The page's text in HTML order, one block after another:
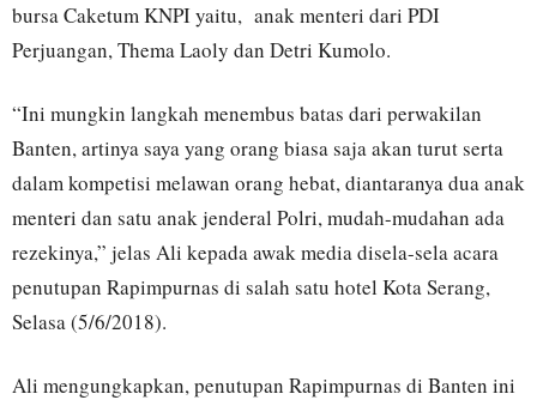
bursa Caketum KNPI yaitu, anak menteri dari PDI
Perjuangan, Thema Laoly dan Detri Kumolo.
“Ini mungkin langkah menembus batas dari perwakilan
Banten, artinya saya yang orang biasa saja akan turut serta
dalam kompetisi melawan orang hebat, diantaranya dua anak
menteri dan satu anak jenderal Polri, mudah-mudahan ada
rezekinya,” jelas Ali kepada awak media disela-sela acara
penutupan Rapimpurnas di salah satu hotel Kota Serang,
Selasa (5/6/2018).
Ali mengungkapkan, penutupan Rapimpurnas di Banten ini